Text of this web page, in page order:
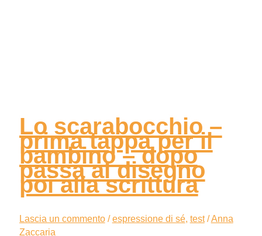
Lo scarabocchio –
prima tappa per il
bambino – dopo
passa al disegno
poi alla scrittura
Lascia un commento /espressione di sé, test/Anna
Zaccaria